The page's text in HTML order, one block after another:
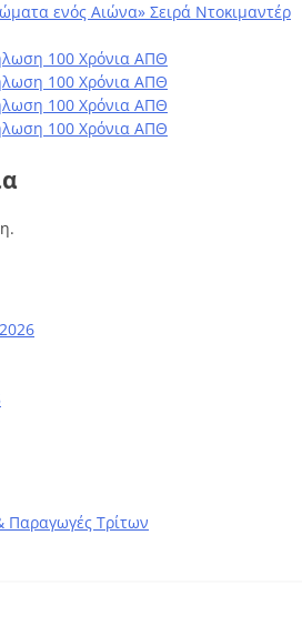
ενός Αιώνα» Σειρά Ντοκιμαντέρ
100 Χρόνια ΑΠΘ
100 Χρόνια ΑΠΘ
100 Χρόνια ΑΠΘ
100 Χρόνια ΑΠΘ
Παραγωγές Τρίτων